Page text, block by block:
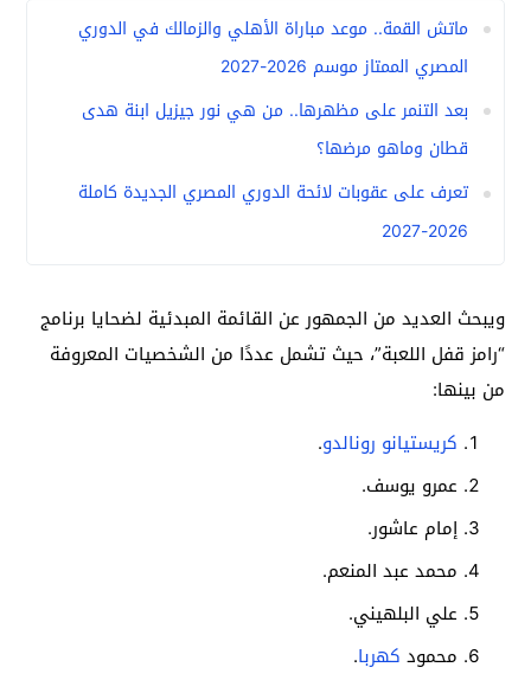
ماتش القمة.. موعد مباراة الأهلي والزمالك في الدوري
المصري الممتاز موسم 2026-2027
بعد التنمر على مظهرها.. من هي نور جيزيل ابنة هدى
قطان وماهو مرضها؟
تعرف على عقوبات لائحة الدوري المصري الجديدة كاملة
2026-2027
ويبحث العديد من الجمهور عن القائمة المبدئية لضحايا برنامج
“رامز قفل اللعبة”، حيث تشمل عددًا من الشخصيات المعروفة
من بينها:
كريستيانو رونالدو.
عمرو يوسف.
إمام عاشور.
محمد عبد المنعم.
علي البلهيني.
محمود كهربا.